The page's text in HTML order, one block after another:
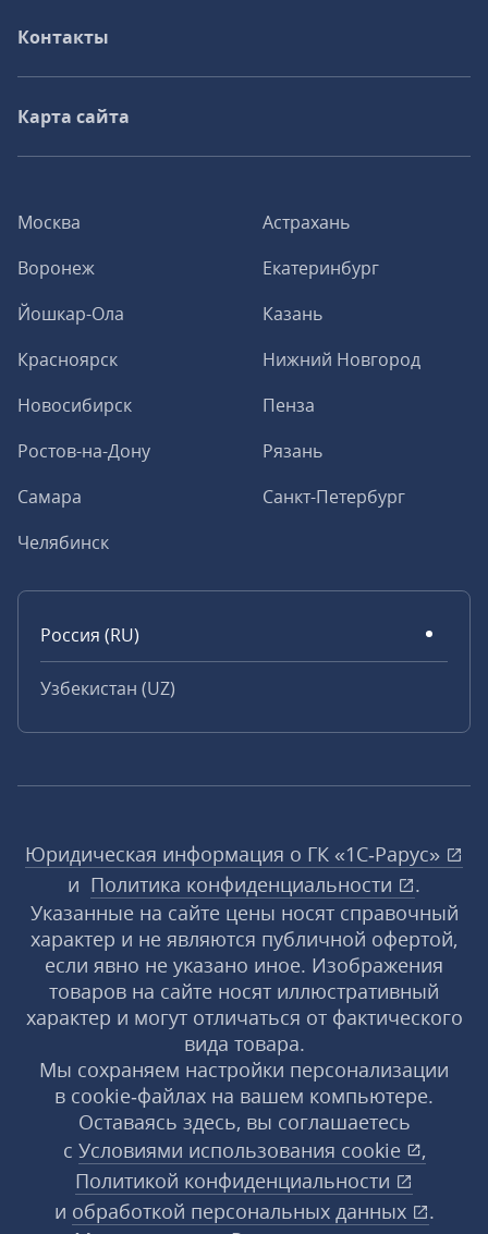
Москва
Астрахань
Воронеж
Екатеринбург
Йошкар-Ола
Казань
Красноярск
Нижний Новгород
Новосибирск
Пенза
Ростов-на-Дону
Рязань
Самара
Санкт-Петербург
Челябинск
Россия (RU)
Узбекистан (UZ)
Контакты
Карта сайта
Юридическая информация о ГК «1С‑Рарус»
и Политика конфиденциальности
.
Указанные на сайте цены носят справочный
характер и не являются публичной офертой,
если явно не указано иное. Изображения
товаров на сайте носят иллюстративный
характер и могут отличаться от фактического
вида товара.
Мы сохраняем настройки персонализации
в cookie‑файлах на вашем компьютере.
Оставаясь здесь, вы соглашаетесь
с Условиями использования cookie
,
Политикой конфиденциальности
и обработкой персональных данных
.